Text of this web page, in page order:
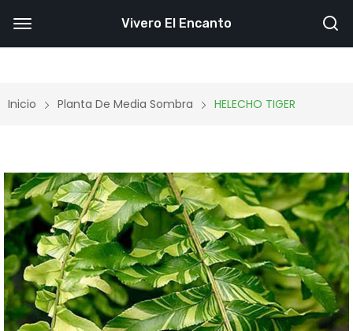
Inicio Planta De Media Sombra HELECHO TIGER
Vivero El Encanto